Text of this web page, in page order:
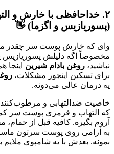
۲. خداحافظی با خارش و
(پسوریازیس و اگزما) 👋
وای که خارش پوست سر چقدر
مخصوصاً اگه دلیلش پسوریازیس
نباشید، روغن بادام شیرین
برای تسکین اینجور مشکلات،
یه درمان عالی می‌دونه.
خاصیت ضدالتهابی و
که التهاب و قرمزی پوست سر
آروم بگیره. کافیه قبل از حمام،
به آرامی روی پوست سرتون
بمونه. بعدش با یه شامپوی ملایم